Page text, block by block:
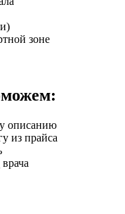
зоне
описанию
из прайса